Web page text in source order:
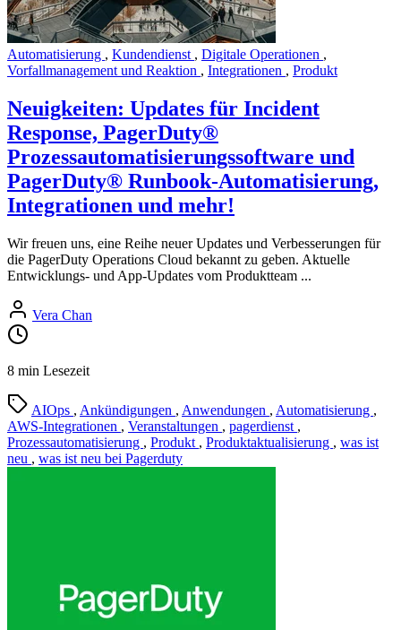
Automatisierung , Kundendienst , Digitale Operationen ,
Vorfallmanagement und Reaktion , Integrationen , Produkt
Neuigkeiten: Updates für Incident
Response, PagerDuty®
Prozessautomatisierungssoftware und
PagerDuty® Runbook-Automatisierung,
Integrationen und mehr!
Wir freuen uns, eine Reihe neuer Updates und Verbesserungen für
die PagerDuty Operations Cloud bekannt zu geben. Aktuelle
Entwicklungs- und App-Updates vom Produktteam ...
Vera Chan
8 min Lesezeit
AIOps , Ankündigungen , Anwendungen , Automatisierung ,
AWS-Integrationen , Veranstaltungen , pagerdienst ,
Prozessautomatisierung , Produkt , Produktaktualisierung , was ist
neu , was ist neu bei Pagerduty